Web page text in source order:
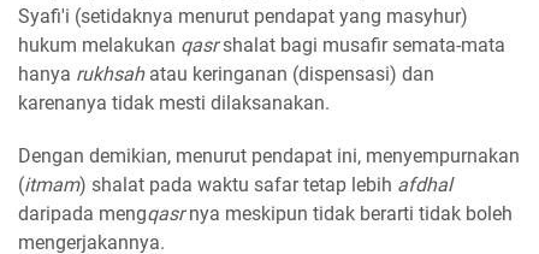
Syafi'i (setidaknya menurut pendapat yang masyhur)
hukum melakukan qasrshalat bagi musafir semata-mata
hanya rukhsahatau keringanan (dispensasi) dan
karenanya tidak mesti dilaksanakan.
Dengan demikian, menurut pendapat ini, menyempurnakan
(itmam) shalat pada waktu safar tetap lebih afdhal
daripada mengqasrnya meskipun tidak berarti tidak boleh
mengerjakannya.